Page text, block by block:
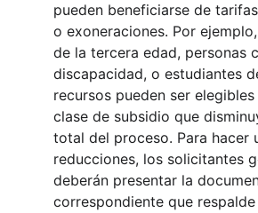
pueden beneficiarse de
o exoneraciones. Por
de la tercera edad, personas
discapacidad, o estudiantes
recursos pueden ser
clase de subsidio que
total del proceso. Para hacer
reducciones, los solicitantes
deberán presentar la
correspondiente que